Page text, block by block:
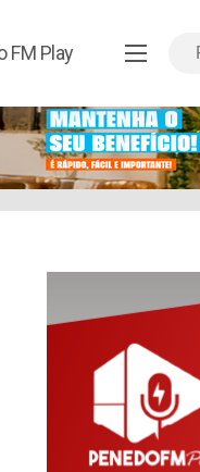
FM Play